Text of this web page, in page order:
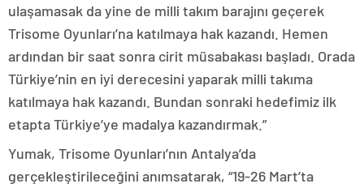
ulaşamasak da yine de milli takım barajını geçerek
Trisome Oyunları’na katılmaya hak kazandı. Hemen
ardından bir saat sonra cirit müsabakası başladı. Orada
Türkiye’nin en iyi derecesini yaparak milli takıma
katılmaya hak kazandı. Bundan sonraki hedefimiz ilk
etapta Türkiye’ye madalya kazandırmak.”
Yumak, Trisome Oyunları’nın Antalya’da
gerçekleştirileceğini anımsatarak, “19-26 Mart’ta